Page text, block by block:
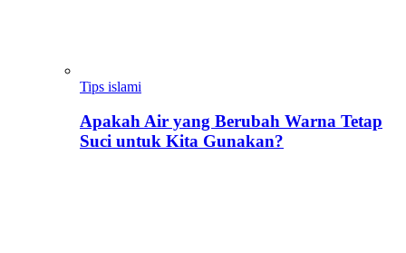
Tips islami
Apakah Air yang Berubah Warna Tetap
Suci untuk Kita Gunakan?